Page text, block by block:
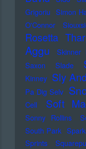
Grigoriu Simon
O'Connor
Rosetta
Aggu
Skinner
Saxon
Slade
Kinney Sly
Pa Dig Selv
Cell
Soft
Sonny Rollins
South Park
Sprints